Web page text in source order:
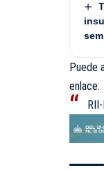
Puede
enlace: